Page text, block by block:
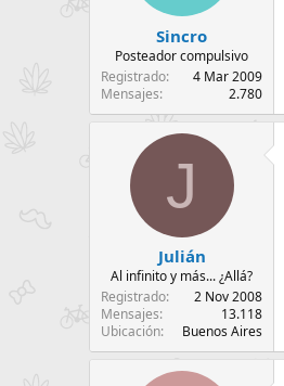
Sincro
Posteador compulsivo
Registrado
4 Mar 2009
Mensajes
2.780
J
Julián
Al infinito y más... ¿Allá?
Registrado
2 Nov 2008
Mensajes
13.118
Ubicación
Buenos Aires